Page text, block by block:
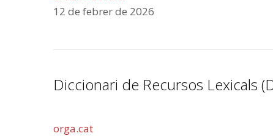
12 de febrer de 2026
Diccionari de Recursos Lexicals
orga.cat